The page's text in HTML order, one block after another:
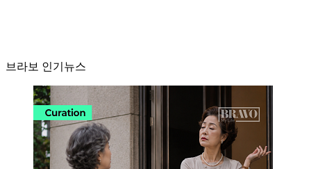
브라보 인기뉴스